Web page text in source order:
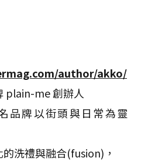
author/akko/
plain-me 創辦人
品牌以街頭與日常為靈
洗禮與融合(fusion)，